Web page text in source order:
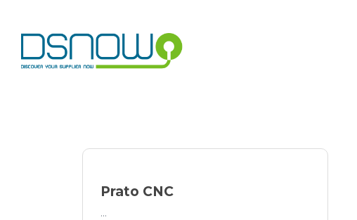
content
Prato CNC
...